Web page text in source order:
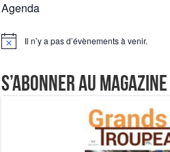
Agenda
Notice Il n’y a pas d’évènements à venir.
S’abonner au magazine